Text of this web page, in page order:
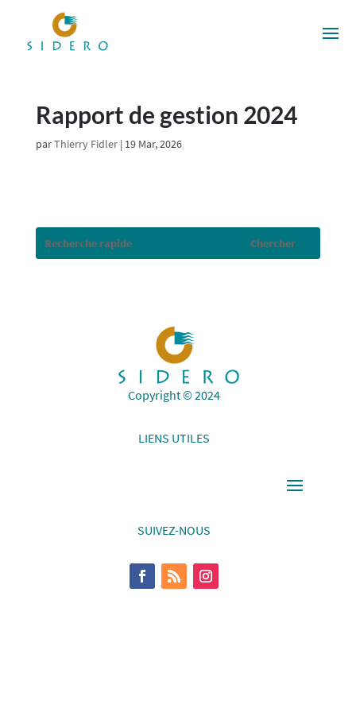
Rapport de gestion 2024
parThierry Fidler| 19 Mar, 2026
Copyright © 2024
LIENS UTILES
SUIVEZ-NOUS